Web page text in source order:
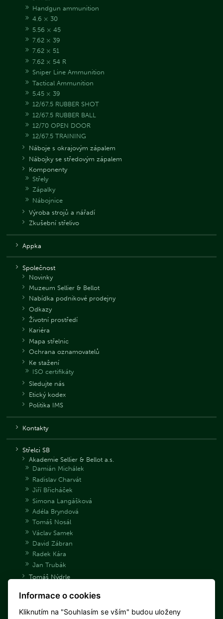
Handgun ammunition
4.6 × 30
5.56 × 45
7.62 × 39
7.62 × 51
7.62 × 54 R
Sniper Line Ammunition
Tactical Ammunition
5.45 × 39
12/67.5 RUBBER SHOT
12/67.5 RUBBER BALL
12/70 OPEN DOOR
12/67.5 TRAINING
Náboje s okrajovým zápalem
Nábojky se středovým zápalem
Komponenty
Střely
Zápalky
Nábojnice
Výroba strojů a nářadí
Zkušební střelivo
Appka
Společnost
Novinky
Muzeum Sellier & Bellot
Nabídka podnikové prodejny
Odkazy
Životní prostředí
Kariéra
Mapa střelnic
Ochrana oznamovatelů
Ke stažení
ISO certifikáty
Sledujte nás
Etický kodex
Politika IMS
Kontakty
Střelci SB
Akademie Sellier & Bellot a.s.
Damián Michálek
Radislav Charvát
Jiří Břicháček
Simona Langášková
Adéla Bryndová
Tomáš Nosál
Václav Samek
David Zábran
Radek Kára
Jan Trubák
Tomáš Nýdrle
Archiv střelců
Danka Barteková
Informace o cookies
Kliknutím na "Souhlasím se vším" budou uloženy